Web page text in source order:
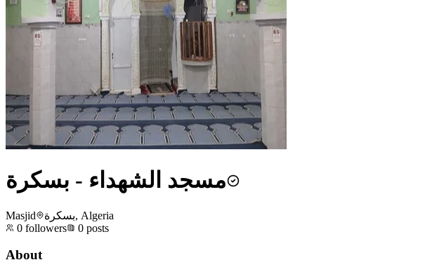
مسجد الشهداء - بسكرة
Masjid
بسكرة, Algeria
0 followers 0 posts
About